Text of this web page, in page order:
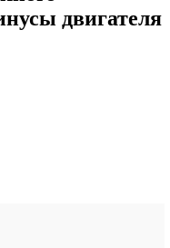
двигателя